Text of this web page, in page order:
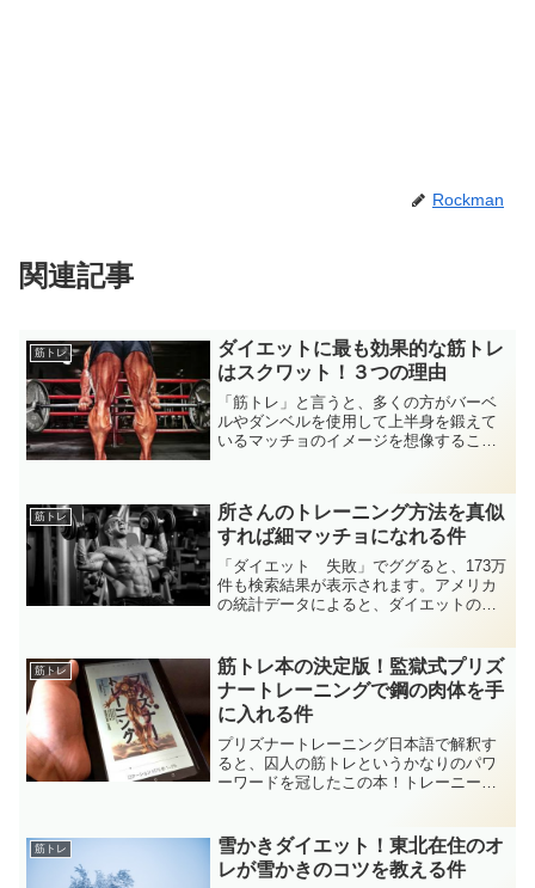
Rockman
関連記事
筋トレ
ダイエットに最も効果的な筋トレ
はスクワット！３つの理由
「筋トレ」と言うと、多くの方がバーベ
ルやダンベルを使用して上半身を鍛えて
いるマッチョのイメージを想像すること
でもない。胴体には内臓や脂肪がつまっ
ており、特に腹筋はペラペ...
筋トレ
所さんのトレーニング方法を真似
すれば細マッチョになれる件
「ダイエット 失敗」でググると、173万
件も検索結果が表示されます。アメリカ
の統計データによると、ダイエットの成
く、ダイエットという行為がつらいか
ら。ダイエットで定番...
筋トレ
筋トレ本の決定版！監獄式プリズ
ナートレーニングで鋼の肉体を手
に入れる件
プリズナートレーニング日本語で解釈す
ると、囚人の筋トレというかなりのパワ
ーワードを冠したこの本！トレーニー
ﾔﾆﾔ色物っぽいビスケット・オリバ風の表
紙と題名に侮って...
筋トレ
雪かきダイエット！東北在住のオ
レが雪かきのコツを教える件